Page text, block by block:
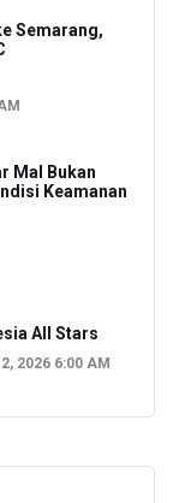
Semarang,
Mal Bukan
Keamanan
All Stars
2026 6:00 AM